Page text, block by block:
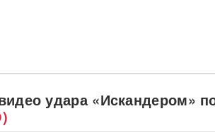
удара «Искандером»